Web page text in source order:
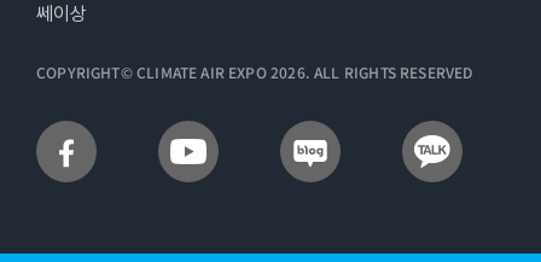
쎄이상
COPYRIGHT© CLIMATE AIR EXPO 2026. ALL RIGHTS RESERVED